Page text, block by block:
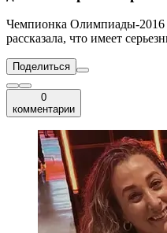
Чемпионка Олимпиады-2016
рассказала, что имеет
Поделиться
0
комментарии